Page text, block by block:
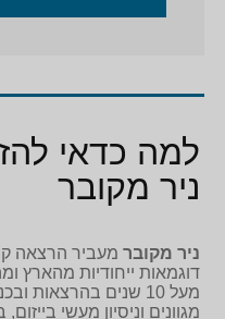
למה כדאי
ניר מקובר
ניר מקובר מעביר הרצאה
דוגמאות ייחודיות מהארץ
מעל 10 שנים
מגוונים וניסיון מעשי